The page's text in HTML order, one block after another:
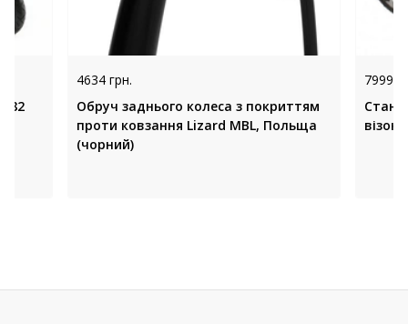
4634 грн.
Обруч заднього колеса з покриттям
проти ковзання Lizard MBL, Польща
(чорний)
7999
візок